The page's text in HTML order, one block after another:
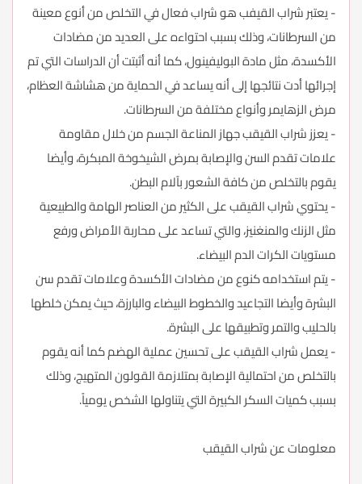
- يعتبر شراب القيفب هو شراب فعال في التخلص من أنوع معينة
من السرطانات، وذلك بسبب احتواءه على العديد من مضادات
الأكسدة، مثل مادة البوليفينول، كما أنه أثبتت أن الدراسات التي تم
إجرائها أدت نتائجها إلى أنه يساعد في الحماية من هشاشة العظام،
مرض الزهايمر وأنواع مختلفة من السرطانات.
- يعزز شراب القيقب جهاز المناعة الجسم من خلال مقاومة
علامات تقدم السن والإصابة بمرض الشيخوخة المبكرة، وأيضا
يقوم بالتخلص من كافة الشعور بآلام البطن.
- يحتوي شراب القيقب على الكثير من العناصر الهامة والطبيعية
مثل الزنك والمنغنيز، والتي تساعد على محاربة الأمراض ورفع
مستويات الكرات الدم البيضاء.
- يتم استخدامه كنوع من مضادات الأكسدة وعلامات تقدم سن
البشرة وأيضا التجاعيد والخطوط البيضاء والبارزة، حيث يمكن خلطها
بالحليب والتمر وتطبيقها على البشرة.
- يعمل شراب القيقب على تحسين عملية الهضم كما أنه يقوم
بالتخلص من احتمالية الإصابة بمتلازمة القولون المتهيج، وذلك
بسبب كميات السكر الكبيرة التي يتناولها الشخص يومياً.
معلومات عن شراب القيقب